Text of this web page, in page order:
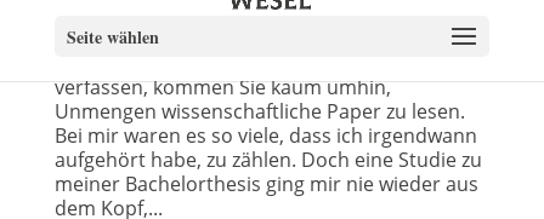
Seite wählen
verfassen, kommen Sie kaum umhin,
Unmengen wissenschaftliche Paper zu lesen.
Bei mir waren es so viele, dass ich irgendwann
aufgehört habe, zu zählen. Doch eine Studie zu
meiner Bachelorthesis ging mir nie wieder aus
dem Kopf,...